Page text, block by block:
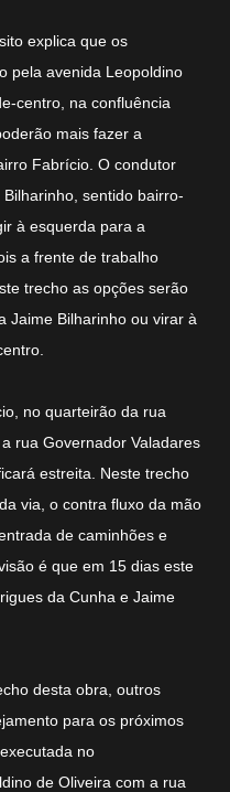
explica que os
pela avenida Leopoldino
centro, na confluência
mais fazer a
Fabrício. O condutor
sentido bairro-
à esquerda para a
a frente de trabalho
trecho as opções serão
Jaime Bilharinho ou virar à
no quarteirão da rua
rua Governador Valadares
estreita. Neste trecho
via, o contra fluxo da mão
de caminhões e
é que em 15 dias este
da Cunha e Jaime
desta obra, outros
para os próximos
no
de Oliveira com a rua